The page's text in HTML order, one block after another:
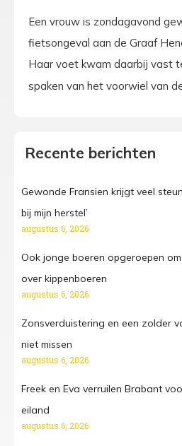
Een vrouw is zondagavond
fietsongeval aan de Graaf
Haar voet kwam daarbij vast
spaken van het voorwiel van
Recente berichten
Gewonde Fransien krijgt veel
bij mijn herstel’
augustus 6, 2026
Ook jonge boeren opgeroepen
over kippenboeren
augustus 6, 2026
Zonsverduistering en een zolder
niet missen
augustus 6, 2026
Freek en Eva verruilen Brabant
eiland
augustus 6, 2026